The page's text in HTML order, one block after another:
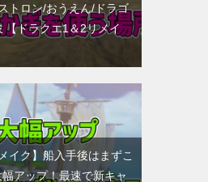
トロン/おうえん/ドラゴ
【ドラクエ1＆2リメイ
イク】船入手後はまずこ
アップ！最速で新キャ